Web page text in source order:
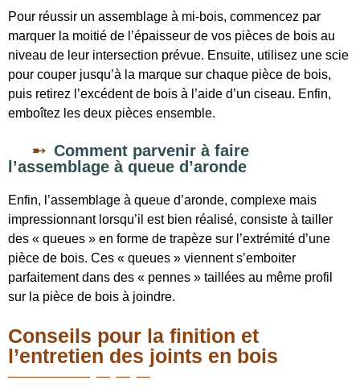
Pour réussir un assemblage à mi-bois, commencez par
marquer la moitié de l’épaisseur de vos pièces de bois au
niveau de leur intersection prévue. Ensuite, utilisez une scie
pour couper jusqu’à la marque sur chaque pièce de bois,
puis retirez l’excédent de bois à l’aide d’un ciseau. Enfin,
emboîtez les deux pièces ensemble.
Comment parvenir à faire
l’assemblage à queue d’aronde
Enfin, l’assemblage à queue d’aronde, complexe mais
impressionnant lorsqu’il est bien réalisé, consiste à tailler
des « queues » en forme de trapèze sur l’extrémité d’une
pièce de bois. Ces « queues » viennent s’emboiter
parfaitement dans des « pennes » taillées au même profil
sur la pièce de bois à joindre.
Conseils pour la finition et
l’entretien des joints en bois